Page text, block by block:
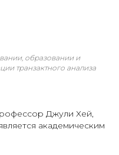
образовании и
транзактного анализа
Джули Хей,
академическим